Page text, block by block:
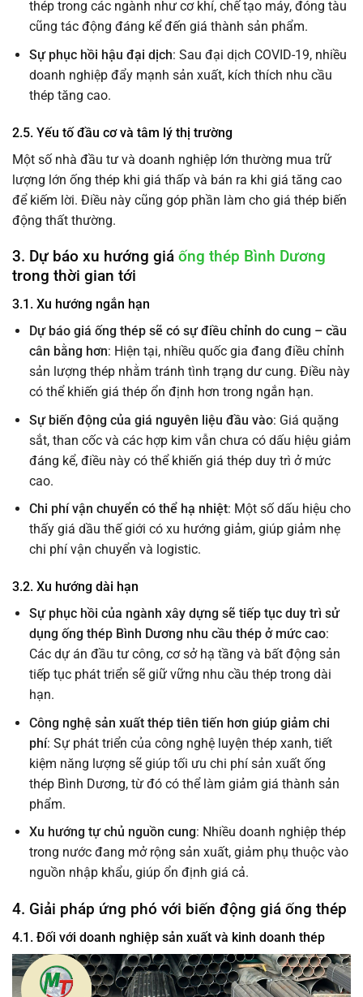
thép trong các ngành như cơ khí, chế tạo máy, đóng tàu
cũng tác động đáng kể đến giá thành sản phẩm.
Sự phục hồi hậu đại dịch: Sau đại dịch COVID-19, nhiều
doanh nghiệp đẩy mạnh sản xuất, kích thích nhu cầu
thép tăng cao.
2.5. Yếu tố đầu cơ và tâm lý thị trường
Một số nhà đầu tư và doanh nghiệp lớn thường mua trữ
lượng lớn ống thép khi giá thấp và bán ra khi giá tăng cao
để kiếm lời. Điều này cũng góp phần làm cho giá thép biến
động thất thường.
3. Dự báo xu hướng giá ống thép Bình Dương
trong thời gian tới
3.1. Xu hướng ngắn hạn
Dự báo giá ống thép sẽ có sự điều chỉnh do cung – cầu
cân bằng hơn: Hiện tại, nhiều quốc gia đang điều chỉnh
sản lượng thép nhằm tránh tình trạng dư cung. Điều này
có thể khiến giá thép ổn định hơn trong ngắn hạn.
Sự biến động của giá nguyên liệu đầu vào: Giá quặng
sắt, than cốc và các hợp kim vẫn chưa có dấu hiệu giảm
đáng kể, điều này có thể khiến giá thép duy trì ở mức
cao.
Chi phí vận chuyển có thể hạ nhiệt: Một số dấu hiệu cho
thấy giá dầu thế giới có xu hướng giảm, giúp giảm nhẹ
chi phí vận chuyển và logistic.
3.2. Xu hướng dài hạn
Sự phục hồi của ngành xây dựng sẽ tiếp tục duy trì sử
dụng ống thép Bình Dương nhu cầu thép ở mức cao:
Các dự án đầu tư công, cơ sở hạ tầng và bất động sản
tiếp tục phát triển sẽ giữ vững nhu cầu thép trong dài
hạn.
Công nghệ sản xuất thép tiên tiến hơn giúp giảm chi
phí: Sự phát triển của công nghệ luyện thép xanh, tiết
kiệm năng lượng sẽ giúp tối ưu chi phí sản xuất ống
thép Bình Dương, từ đó có thể làm giảm giá thành sản
phẩm.
Xu hướng tự chủ nguồn cung: Nhiều doanh nghiệp thép
trong nước đang mở rộng sản xuất, giảm phụ thuộc vào
nguồn nhập khẩu, giúp ổn định giá cả.
4. Giải pháp ứng phó với biến động giá ống thép
4.1. Đối với doanh nghiệp sản xuất và kinh doanh thép